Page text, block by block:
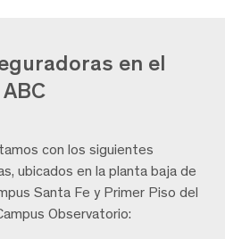
en el
con los siguientes
ubicados en la planta baja de
Santa Fe y Primer Piso del
Observatorio: